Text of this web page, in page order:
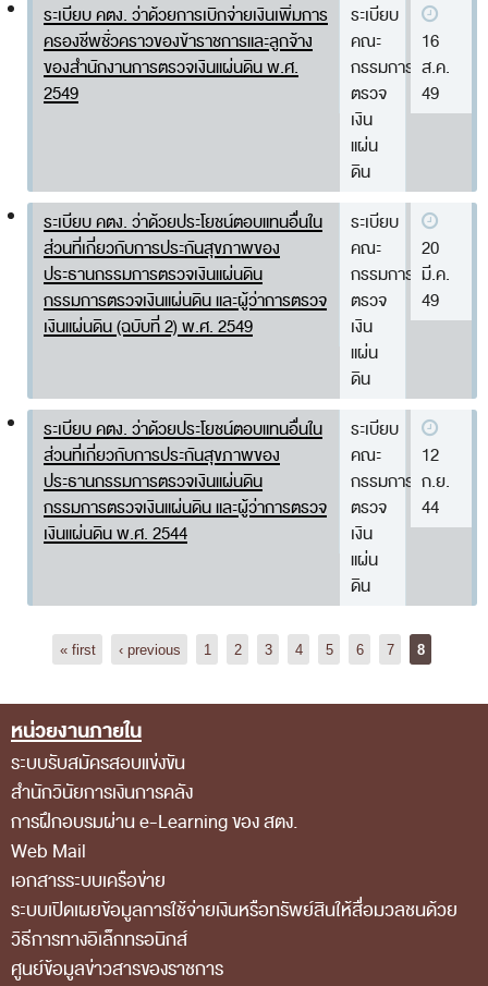
ผลการตรวจสอบ
ผลการตรวจสอบที่สำคัญ
สถิติการตรวจสอบรายงานการเงิน
แผนการจัดซื้อจัดจ้าง
ประกาศประกวดราคา/ราคากลาง/ขายพัสดุเสื่อม
สภาพ
สรุปผลการจัดซื้อจัดจ้าง
การรายงานผลการจัดซื้อจัดจ้าง หรือการจัดการ
พัสดุ
การประเมิน ITA
ศูนย์ข้อมูลข่าวสารของราชการ
การส่งเสริมความโปร่งใส
การเปิดโอกาสให้เกิดการมีส่วนร่วม
รายงานผลการปฏิบัติงานประจำปี
รายงานผลการดำเนินงานของ สตง.
แผน/ผลการปฏิบัติงานและการใช้จ่าย
แผนพัฒนาทรัพยากรบุคคล
รายงานการรับทรัพย์สินหรือประโยชน์อื่นใดโดย
ธรรมจรรยา
รายงานของผู้สอบบัญชีและรายงานการเงินของ สตง.
ระเบียบ คตง. ว่าด้วยการเบิกจ่ายเงินเพิ่มการ
ครองชีพชั่วคราวของข้าราชการและลูกจ้าง
ของสำนักงานการตรวจเงินแผ่นดิน พ.ศ.
2549
ระเบียบ
คณะ
กรรมการ
ตรวจ
เงิน
แผ่น
ดิน
16
ส.ค.
49
ระเบียบ คตง. ว่าด้วยประโยชน์ตอบแทนอื่นใน
ส่วนที่เกี่ยวกับการประกันสุขภาพของ
ประธานกรรมการตรวจเงินแผ่นดิน
กรรมการตรวจเงินแผ่นดิน และผู้ว่าการตรวจ
เงินแผ่นดิน (ฉบับที่ 2) พ.ศ. 2549
ระเบียบ
คณะ
กรรมการ
ตรวจ
เงิน
แผ่น
ดิน
20
มี.ค.
49
ระเบียบ คตง. ว่าด้วยประโยชน์ตอบแทนอื่นใน
ส่วนที่เกี่ยวกับการประกันสุขภาพของ
ประธานกรรมการตรวจเงินแผ่นดิน
กรรมการตรวจเงินแผ่นดิน และผู้ว่าการตรวจ
เงินแผ่นดิน พ.ศ. 2544
ระเบียบ
คณะ
กรรมการ
ตรวจ
เงิน
แผ่น
ดิน
12
ก.ย.
44
« first ‹ previous 1 2 3 4 5 6 7 8
Footer Menu
หน่วยงานภายใน
ระบบรับสมัครสอบแข่งขัน
สำนักวินัยการเงินการคลัง
การฝึกอบรมผ่าน e-Learning ของ สตง.
Web Mail
เอกสารระบบเครือข่าย
ระบบเปิดเผยข้อมูลการใช้จ่ายเงินหรือทรัพย์สินให้สื่อมวลชนด้วย
วิธีการทางอิเล็กทรอนิกส์
ศูนย์ข้อมูลข่าวสารของราชการ